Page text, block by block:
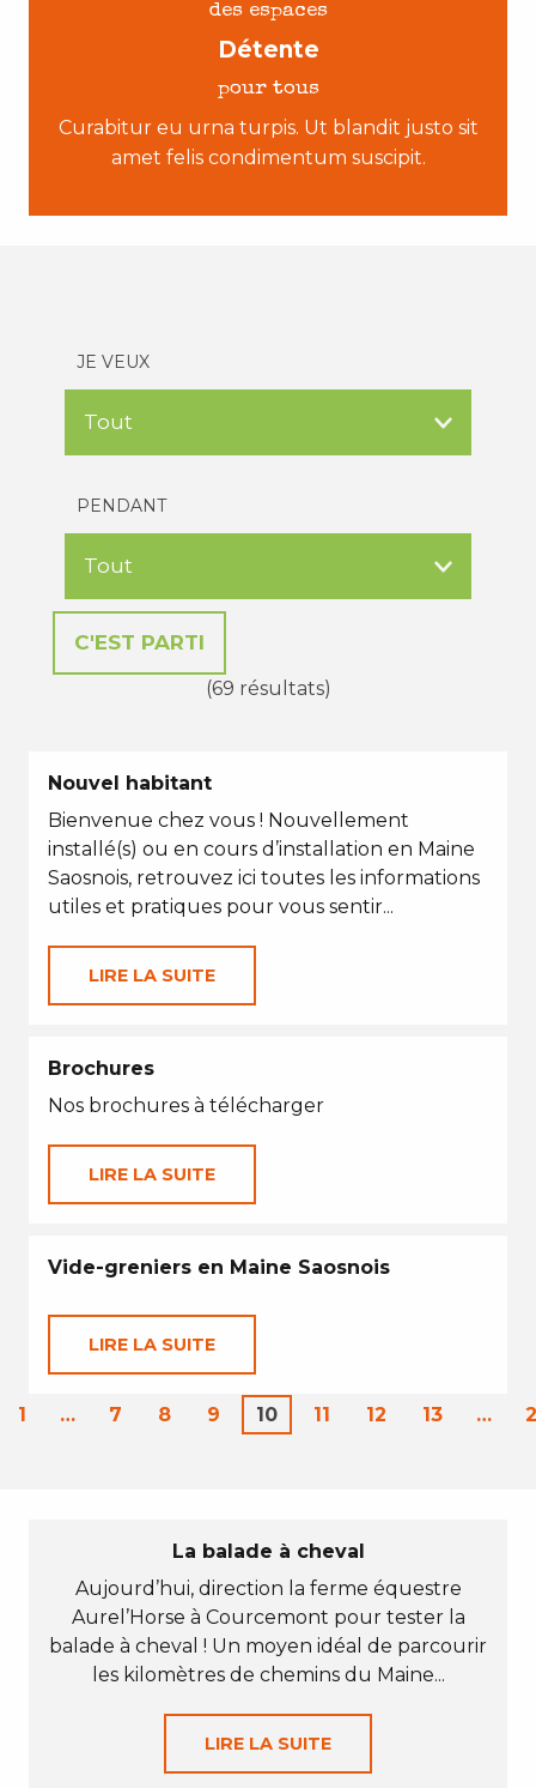
des espaces
Détente
pour tous
Curabitur eu urna turpis. Ut blandit justo sit
amet felis condimentum suscipit.
JE VEUX
PENDANT
(69 résultats)
Nouvel habitant
Bienvenue chez vous ! Nouvellement
installé(s) ou en cours d’installation en Maine
Saosnois, retrouvez ici toutes les informations
utiles et pratiques pour vous sentir...
LIRE LA SUITE
Brochures
Nos brochures à télécharger
LIRE LA SUITE
Vide-greniers en Maine Saosnois
LIRE LA SUITE
1 … 7 8 9 10 11 12 13 …
La balade à cheval
Aujourd’hui, direction la ferme équestre
Aurel’Horse à Courcemont pour tester la
balade à cheval ! Un moyen idéal de parcourir
les kilomètres de chemins du Maine...
LIRE LA SUITE